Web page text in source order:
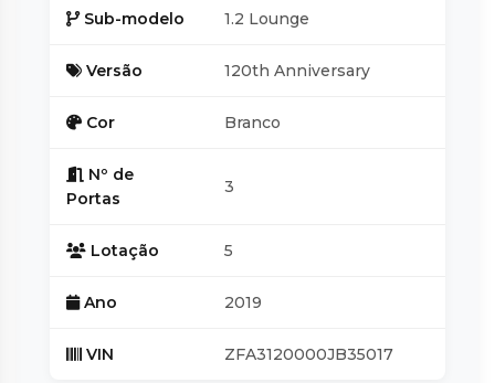
Sub-modelo 1.2 Lounge
Versão 120th Anniversary
Cor Branco
Nº de
Portas
3
Lotação 5
Ano 2019
VIN ZFA3120000JB35017